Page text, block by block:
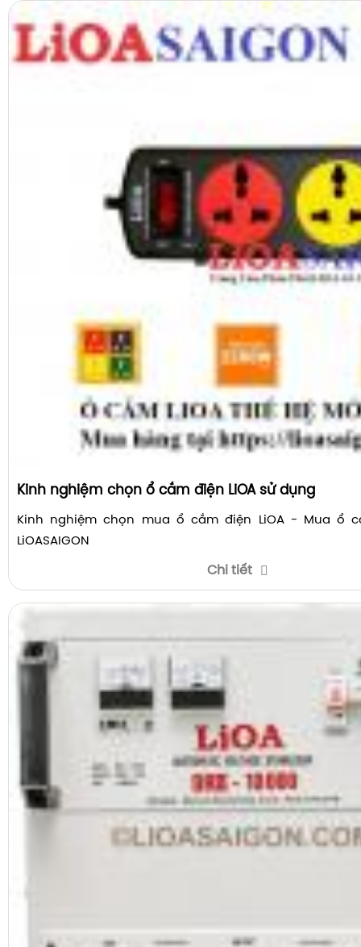
Kinh nghiệm chọn ổ cắm điện LiOA sử dụng
Kinh nghiệm chọn mua ổ cắm điện LiOA - Mua ổ
LiOASAIGON
Chi tiết